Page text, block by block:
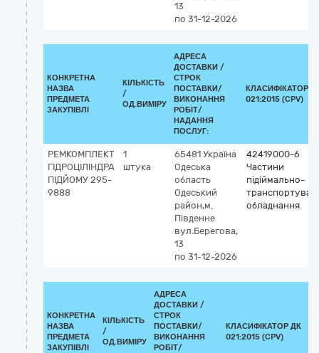
13
по 31-12-2026
КОНКРЕТНА
НАЗВА
ПРЕДМЕТА
ЗАКУПІВЛІ
КІЛЬКІСТЬ
/
ОД.ВИМІРУ
АДРЕСА
ДОСТАВКИ /
СТРОК
ПОСТАВКИ/
ВИКОНАННЯ
РОБІТ/
НАДАННЯ
ПОСЛУГ:
КЛАСИФІКАТОР
021:2015 (CPV)
РЕМКОМПЛЕКТ
ГІДРОЦІЛІНДРА
ПІДЙОМУ 295-
9888
1
штука
65481 Україна
Одеська
область
Одеський
район,м.
Південне
вул.Берегова,
13
по 31-12-2026
42419000-6
Частини
підіймально-
обладнання
КОНКРЕТНА
НАЗВА
ПРЕДМЕТА
ЗАКУПІВЛІ
КІЛЬКІСТЬ
/
ОД.ВИМІРУ
АДРЕСА
ДОСТАВКИ /
СТРОК
ПОСТАВКИ/
ВИКОНАННЯ
РОБІТ/
КЛАСИФІКАТОР ДК
021:2015 (CPV)